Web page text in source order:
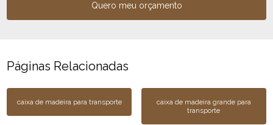
Quero meu orçamento
Páginas Relacionadas
caixa de madeira para transporte
caixa de madeira grande para
transporte